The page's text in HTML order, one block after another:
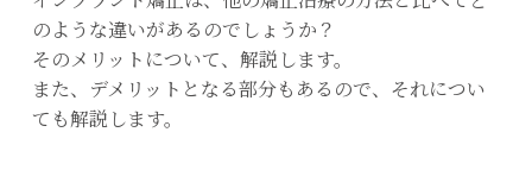
のような違いがあるのでしょうか？
そのメリットについて、解説します。
また、デメリットとなる部分もあるので、それについ
ても解説します。